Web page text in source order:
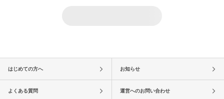
はじめての方へ お知らせ
よくある質問 運営へのお問い合わせ